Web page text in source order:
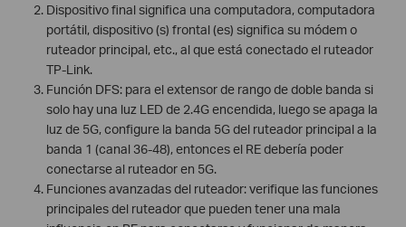
Dispositivo final significa una computadora, computadora
portátil, dispositivo (s) frontal (es) significa su módem o
ruteador principal, etc., al que está conectado el ruteador
TP-Link.
Función DFS: para el extensor de rango de doble banda si
solo hay una luz LED de 2.4G encendida, luego se apaga la
luz de 5G, configure la banda 5G del ruteador principal a la
banda 1 (canal 36-48), entonces el RE debería poder
conectarse al ruteador en 5G.
Funciones avanzadas del ruteador: verifique las funciones
principales del ruteador que pueden tener una mala